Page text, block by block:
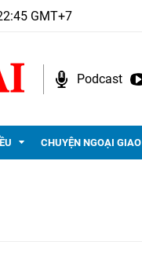
GMT+7
Podcast
CHUYỆN NGOẠI GIAO